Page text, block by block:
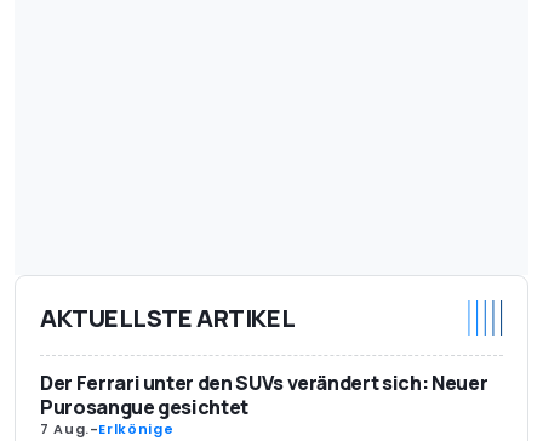
AKTUELLSTE ARTIKEL
Der Ferrari unter den SUVs verändert sich: Neuer
Purosangue gesichtet
7 Aug.-Erlkönige